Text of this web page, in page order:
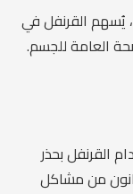
يُسهم القرنفل في
العامة للجسم.
القرنفل بحذر
من مشاكل